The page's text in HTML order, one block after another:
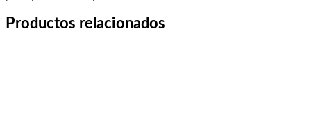
Productos relacionados